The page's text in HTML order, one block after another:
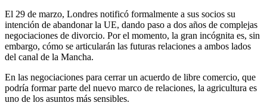
El 29 de marzo, Londres notificó formalmente a sus socios su
intención de abandonar la UE, dando paso a dos años de complejas
negociaciones de divorcio. Por el momento, la gran incógnita es, sin
embargo, cómo se articularán las futuras relaciones a ambos lados
del canal de la Mancha.
En las negociaciones para cerrar un acuerdo de libre comercio, que
podría formar parte del nuevo marco de relaciones, la agricultura es
uno de los asuntos más sensibles.